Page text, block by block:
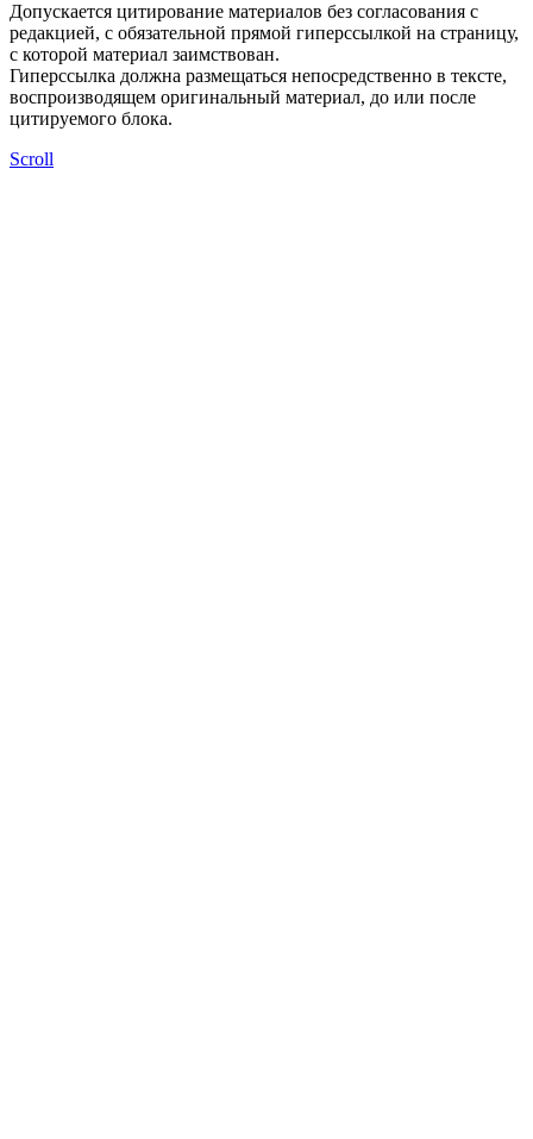
Допускается цитирование материалов без согласования с
редакцией, с обязательной прямой гиперссылкой на страницу,
с которой материал заимствован.
Гиперссылка должна размещаться непосредственно в тексте,
воспроизводящем оригинальный материал, до или после
цитируемого блока.
Scroll